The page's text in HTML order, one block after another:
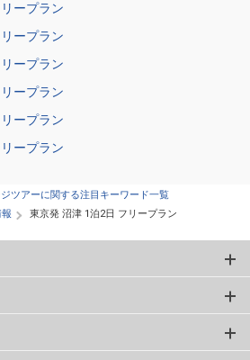
ープラン
ープラン
ープラン
ープラン
ープラン
ープラン
ツアーに関する注目キーワード一覧
東京発 沼津 1泊2日 フリープラン